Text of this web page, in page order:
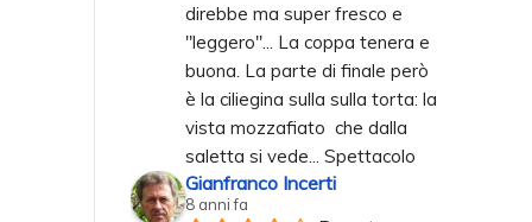
direbbe ma super fresco e
"leggero"... La coppa tenera e
buona. La parte di finale però
è la ciliegina sulla sulla torta: la
vista mozzafiato  che dalla
saletta si vede... Spettacolo
Gianfranco Incerti
8 anni fa